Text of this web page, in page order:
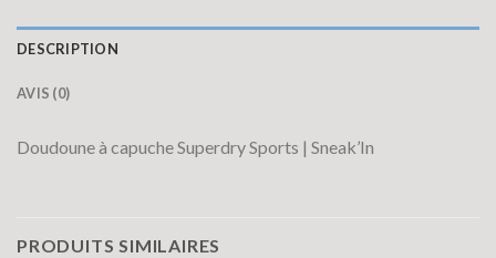
DESCRIPTION
AVIS (0)
Doudoune à capuche Superdry Sports | Sneak’In
PRODUITS SIMILAIRES